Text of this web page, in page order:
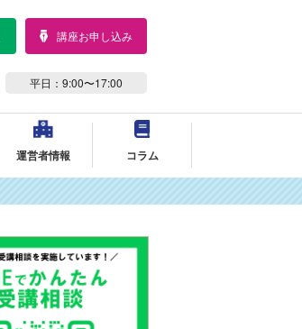
講座お申し込み
平日：9:00〜17:00
運営者情報 コラム